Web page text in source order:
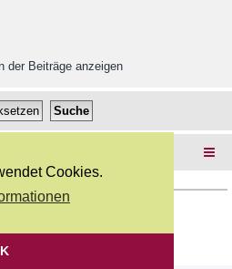
Cookies.
der Beiträge anzeigen
durchphpBB.de